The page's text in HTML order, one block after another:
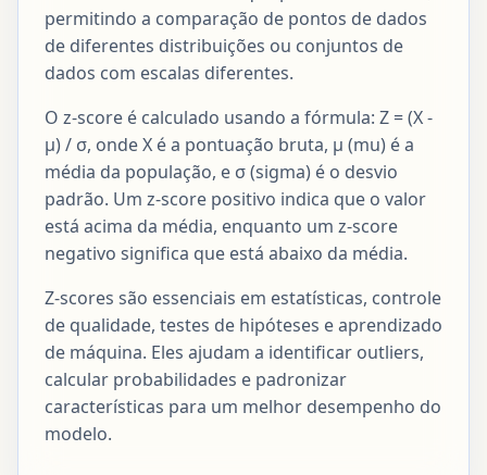
permitindo a comparação de pontos de dados
de diferentes distribuições ou conjuntos de
dados com escalas diferentes.
O z-score é calculado usando a fórmula: Z = (X -
μ) / σ, onde X é a pontuação bruta, μ (mu) é a
média da população, e σ (sigma) é o desvio
padrão. Um z-score positivo indica que o valor
está acima da média, enquanto um z-score
negativo significa que está abaixo da média.
Z-scores são essenciais em estatísticas, controle
de qualidade, testes de hipóteses e aprendizado
de máquina. Eles ajudam a identificar outliers,
calcular probabilidades e padronizar
características para um melhor desempenho do
modelo.